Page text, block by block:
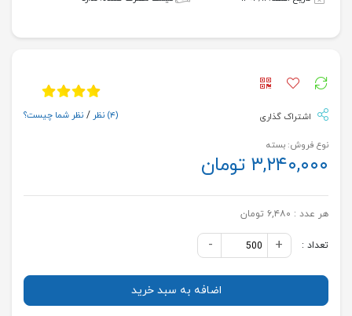
اشتراک گذاری (۴) نظر / نظر شما چیست؟
نوع فروش: بسته
۳,۲۴۰,۰۰۰ تومان
هر عدد : ۶,۴۸۰ تومان
تعداد : +
-
اضافه به سبد خرید